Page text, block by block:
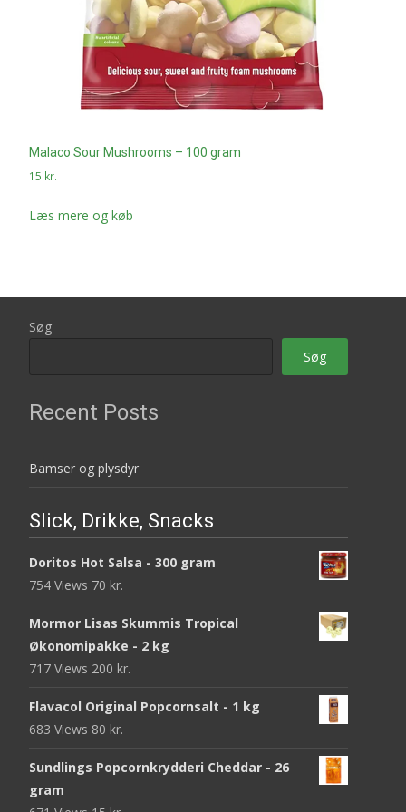
Malaco Sour Mushrooms – 100 gram
15 kr.
Læs mere og køb
Søg
Søg
Recent Posts
Bamser og plysdyr
Slick, Drikke, Snacks
Doritos Hot Salsa - 300 gram
754 Views 70 kr.
Mormor Lisas Skummis Tropical
Økonomipakke - 2 kg
717 Views 200 kr.
Flavacol Original Popcornsalt - 1 kg
683 Views 80 kr.
Sundlings Popcornkrydderi Cheddar - 26
gram